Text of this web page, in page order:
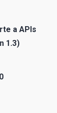
a APIs
1.3)